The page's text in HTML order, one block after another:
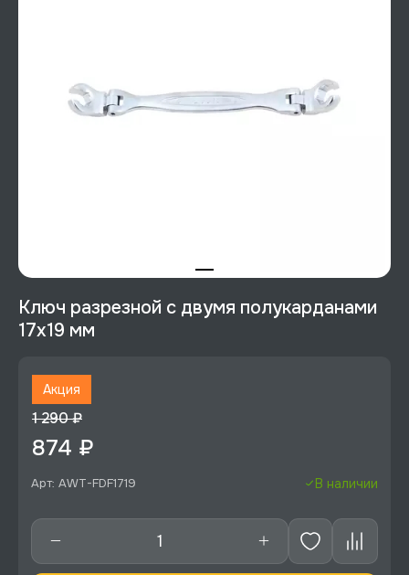
Ключ разрезной с двумя полукарданами
17х19 мм
Акция
1 290 ₽
874 ₽
Арт: AWT-FDF1719 В наличии